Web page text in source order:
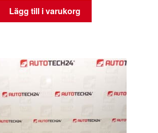
Lägg till i varukorg